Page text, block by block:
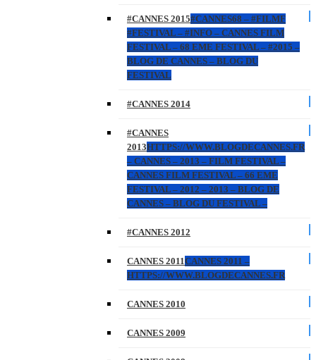
#CANNES 2015#CANNES68 – #FILMF
#FESTIVAL – #INFO – CANNES FILM
FESTIVAL – 68 EME FESTIVAL – #2015 –
BLOG DE CANNES – BLOG DU
FESTIVAL
#CANNES 2014
#CANNES
2013HTTPS://WWW.BLOGDECANNES.FR
– CANNES – 2013 – FILM FESTIVAL –
CANNES FILM FESTIVAL – 66 EME
FESTIVAL – 2012 – 2013 – BLOG DE
CANNES – BLOG DU FESTIVAL –
#CANNES 2012
CANNES 2011CANNES 2011 –
HTTPS://WWW.BLOGDECANNES.FR
CANNES 2010
CANNES 2009